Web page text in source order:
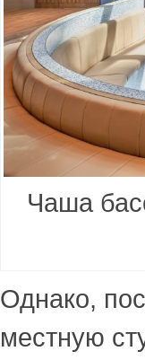
Чаша
Однако,
местную